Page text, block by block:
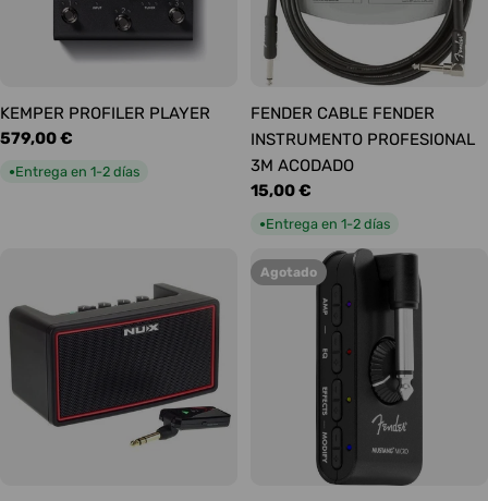
KEMPER PROFILER PLAYER
Precio
habitual
579,00 €
●Entrega en 1-2 días
FENDER CABLE FENDER
INSTRUMENTO PROFESIONAL
3M ACODADO
Precio
habitual
15,00 €
●Entrega en 1-2 días
Agotado